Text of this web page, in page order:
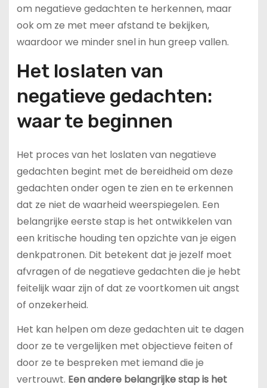
om negatieve gedachten te herkennen, maar
ook om ze met meer afstand te bekijken,
waardoor we minder snel in hun greep vallen.
Het loslaten van
negatieve gedachten:
waar te beginnen
Het proces van het loslaten van negatieve
gedachten begint met de bereidheid om deze
gedachten onder ogen te zien en te erkennen
dat ze niet de waarheid weerspiegelen. Een
belangrijke eerste stap is het ontwikkelen van
een kritische houding ten opzichte van je eigen
denkpatronen. Dit betekent dat je jezelf moet
afvragen of de negatieve gedachten die je hebt
feitelijk waar zijn of dat ze voortkomen uit angst
of onzekerheid.
Het kan helpen om deze gedachten uit te dagen
door ze te vergelijken met objectieve feiten of
door ze te bespreken met iemand die je
vertrouwt. Een andere belangrijke stap is het